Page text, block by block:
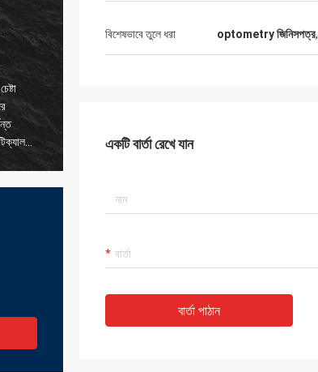
করতে পারে, প্রস্তাবিত সরবরাহকারী!
বিশেষভাবে তুলে ধরা optometry জিনিসপত্র,
একটি বার্তা রেখে যান
বার্তা পাঠান